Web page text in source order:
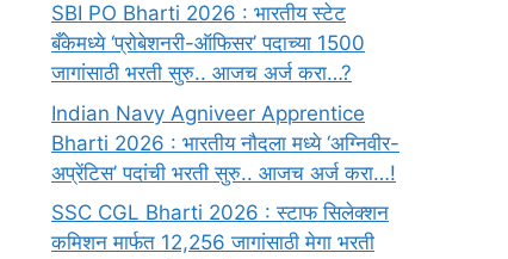
SBI PO Bharti 2026 : भारतीय स्टेट
बँकेमध्ये ‘प्रोबेशनरी-ऑफिसर’ पदाच्या 1500
जागांसाठी भरती सुरु.. आजच अर्ज करा…?
Indian Navy Agniveer Apprentice
Bharti 2026 : भारतीय नौदला मध्ये ‘अग्निवीर-
अप्रेंटिस’ पदांची भरती सुरु.. आजच अर्ज करा…!
SSC CGL Bharti 2026 : स्टाफ सिलेक्शन
कमिशन मार्फत 12,256 जागांसाठी मेगा भरती